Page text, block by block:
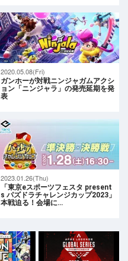
2020.05.08(Fri)
ガンホーが対戦ニンジャガムアクシ
ョン「ニンジャラ」の発売延期を発
表
2023.01.26(Thu)
「東京eスポーツフェスタ present
s パズドラチャレンジカップ2023」
本戦迫る！会場に…